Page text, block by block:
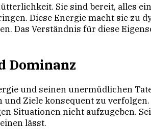
Sie sind bereit, alles
Diese Energie macht sie zu
Das Verständnis für diese
Dominanz
und seinen unermüdlichen
Ziele konsequent zu verfolgen.
Situationen nicht aufzugeben.
lässt.